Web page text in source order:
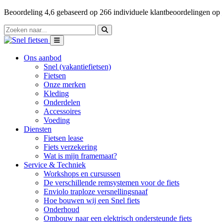
Beoordeling 4,6 gebaseerd op 266 individuele klantbeoordelingen op
Ons aanbod
Snel (vakantiefietsen)
Fietsen
Onze merken
Kleding
Onderdelen
Accessoires
Voeding
Diensten
Fietsen lease
Fiets verzekering
Wat is mijn framemaat?
Service & Techniek
Workshops en cursussen
De verschillende remsystemen voor de fiets
Enviolo traploze versnellingsnaaf
Hoe bouwen wij een Snel fiets
Onderhoud
Ombouw naar een elektrisch ondersteunde fiets